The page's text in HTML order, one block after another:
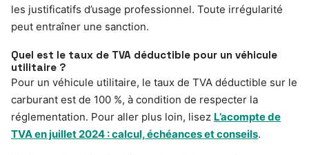
les justificatifs d’usage professionnel. Toute irrégularité
peut entraîner une sanction.
Quel est le taux de TVA déductible pour un véhicule
utilitaire ?
Pour un véhicule utilitaire, le taux de TVA déductible sur le
carburant est de 100 %, à condition de respecter la
réglementation. Pour aller plus loin, lisez L’acompte de
TVA en juillet 2024 : calcul, échéances et conseils.